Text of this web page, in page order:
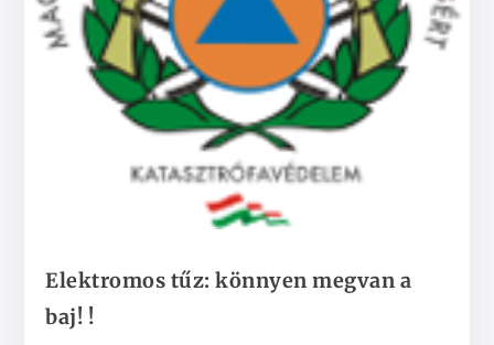
Elektromos tűz: könnyen megvan a
baj! !